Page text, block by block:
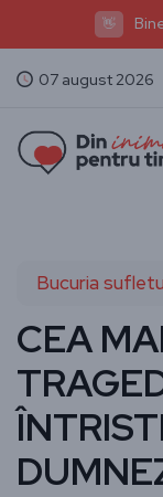
👋
07 august 2026
Bucuria
CEA